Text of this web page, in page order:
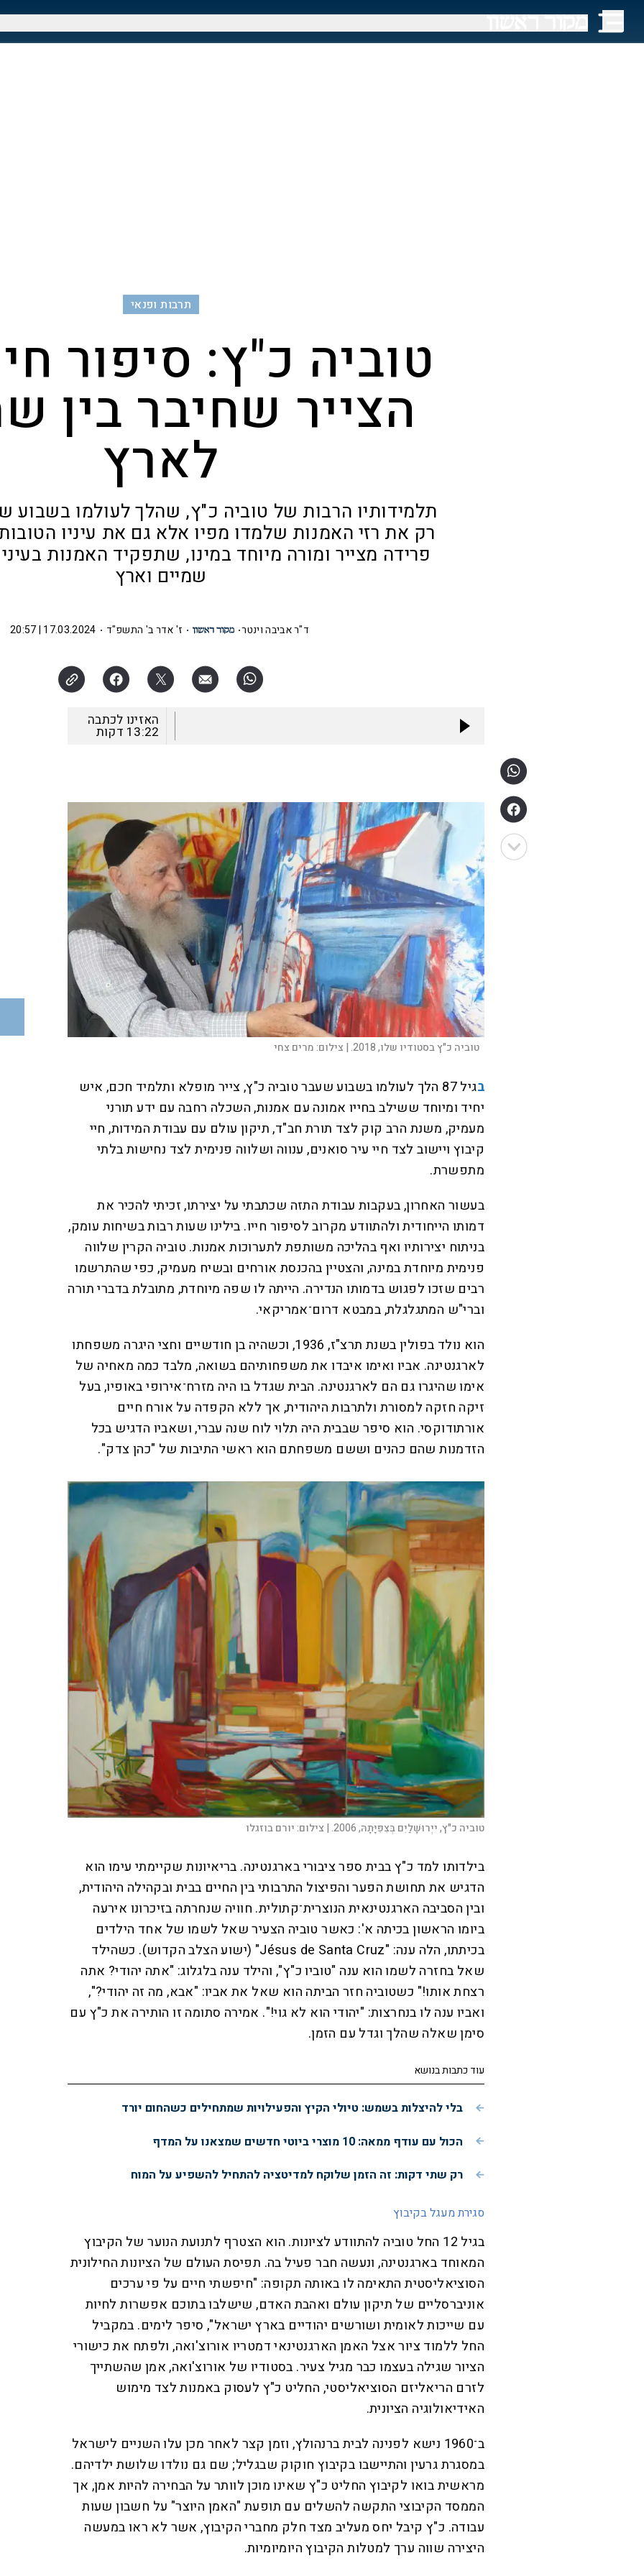
תרבות ופנאי
טוביה כ"ץ: סיפור
הצייר שחיבר בין
לארץ
תלמידותיו הרבות של טוביה כ"ץ, שהלך לעולמו בשבוע
רק את רזי האמנות שלמדו מפיו אלא גם את עיניו
פרידה מצייר ומורה מיוחד במינו, שתפקיד האמנות
שמיים וארץ
ד"ר אביבה וינטר ז' אדר ב' התשפ"ד 17.03.2024 | 20:57
האזינו לכתבה
13:22 דקות
טוביה כ"ץ בסטודיו שלו, 2018. | צילום:מרים צחי
ב
גיל 87 הלך לעולמו בשבוע שעבר טוביה כ"ץ, צייר מופלא ותלמיד חכם, איש
יחיד ומיוחד ששילב בחייו אמונה עם אמנות, השכלה רחבה עם ידע תורני
מעמיק, משנת הרב קוק לצד תורת חב"ד, תיקון עולם עם עבודת המידות, חיי
קיבוץ ויישוב לצד חיי עיר סואנים, ענווה ושלווה פנימית לצד נחישות בלתי
מתפשרת.
בעשור האחרון, בעקבות עבודת התזה שכתבתי על יצירתו, זכיתי להכיר את
דמותו הייחודית ולהתוודע מקרוב לסיפור חייו. בילינו שעות רבות בשיחות עומק,
בניתוח יצירותיו ואף בהליכה משותפת לתערוכות אמנות. טוביה הקרין שלווה
פנימית מיוחדת במינה, והצטיין בהכנסת אורחים ובשיח מעמיק, כפי שהתרשמו
רבים שזכו לפגוש בדמותו הנדירה. הייתה לו שפה מיוחדת, מתובלת בדברי תורה
וברי"ש המתגלגלת, במבטא דרום־אמריקאי.
הוא נולד בפולין בשנת תרצ"ז, 1936, וכשהיה בן חודשיים וחצי היגרה משפחתו
לארגנטינה. אביו ואימו איבדו את משפחותיהם בשואה, מלבד כמה מאחיה של
אימו שהיגרו גם הם לארגנטינה. הבית שגדל בו היה מזרח־אירופי באופיו, בעל
זיקה חזקה למסורת ולתרבות היהודית, אך ללא הקפדה על אורח חיים
אורתודוקסי. הוא סיפר שבבית היה תלוי לוח שנה עברי, ושאביו הדגיש בכל
הזדמנות שהם כהנים וששם משפחתם הוא ראשי התיבות של "כהן צדק".
טוביה כ"ץ, ייְרוּשָׁלַיִם בְּצִפִּיָּתָהּ, 2006. | צילום:יורם בוזגלו
בילדותו למד כ"ץ בבית ספר ציבורי בארגנטינה. בריאיונות שקיימתי עימו הוא
הדגיש את תחושת הפער והפיצול התרבותי בין החיים בבית ובקהילה היהודית,
ובין הסביבה הארגנטינאית הנוצרית־קתולית. חוויה שנחרתה בזיכרונו אירעה
ביומו הראשון בכיתה א': כאשר טוביה הצעיר שאל לשמו של אחד הילדים
בכיתתו, הלה ענה: "Jésus de Santa Cruz" (ישוע הצלב הקדוש). כשהילד
שאל בחזרה לשמו הוא ענה "טוביו כ"ץ", והילד ענה בלגלוג: "אתה יהודי? אתה
רצחת אותו!" כשטוביה חזר הביתה הוא שאל את אביו: "אבא, מה זה יהודי?",
ואביו ענה לו בנחרצות: "יהודי הוא לא גוי!". אמירה סתומה זו הותירה את כ"ץ עם
סימן שאלה שהלך וגדל עם הזמן.
עוד כתבות בנושא
בלי להיצלות בשמש: טיולי הקיץ והפעילויות שמתחילים כשהחום יורד
הכול עם עודף ממאה: 10 מוצרי ביוטי חדשים שמצאנו על המדף
רק שתי דקות: זה הזמן שלוקח למדיטציה להתחיל להשפיע על המוח
סגירת מעגל בקיבוץ
בגיל 12 החל טוביה להתוודע לציונות. הוא הצטרף לתנועת הנוער של הקיבוץ
המאוחד בארגנטינה, ונעשה חבר פעיל בה. תפיסת העולם של הציונות החילונית
הסוציאליסטית התאימה לו באותה תקופה: "חיפשתי חיים על פי ערכים
אוניברסליים של תיקון עולם ואהבת האדם, שישלבו בתוכם אפשרות לחיות
עם שייכות לאומית ושורשים יהודיים בארץ ישראל", סיפר לימים. במקביל
החל ללמוד ציור אצל האמן הארגנטינאי דמטריו אורוצ'ואה, ולפתח את כישורי
הציור שגילה בעצמו כבר מגיל צעיר. בסטודיו של אורוצ'ואה, אמן שהשתייך
לזרם הריאליזם הסוציאליסטי, החליט כ"ץ לעסוק באמנות לצד מימוש
האידיאולוגיה הציונית.
ב־1960 נישא לפנינה לבית ברנהולץ, וזמן קצר לאחר מכן עלו השניים לישראל
במסגרת גרעין והתיישבו בקיבוץ חוקוק שבגליל; שם גם נולדו שלושת ילדיהם.
מראשית בואו לקיבוץ החליט כ"ץ שאינו מוכן לוותר על הבחירה להיות אמן, אך
הממסד הקיבוצי התקשה להשלים עם תופעת "האמן היוצר" על חשבון שעות
עבודה. כ"ץ קיבל יחס מעליב מצד חלק מחברי הקיבוץ, אשר לא ראו במעשה
היצירה שווה ערך למטלות הקיבוץ היומיומיות.